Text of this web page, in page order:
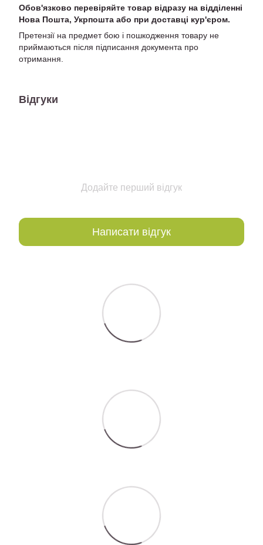
Обов'язково перевіряйте товар відразу на відділенні
Нова Пошта, Укрпошта або при доставці кур'єром.
Претензії на предмет бою і пошкодження товару не
приймаються після підписання документа про
отримання.
Відгуки
Додайте перший відгук
Написати відгук